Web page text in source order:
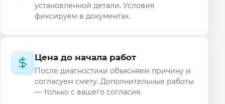
установленной детали. Условия
фиксируем в документах.
Цена до начала работ
После диагностики объясняем причину и
согласуем смету. Дополнительные работы
— только с вашего согласия.